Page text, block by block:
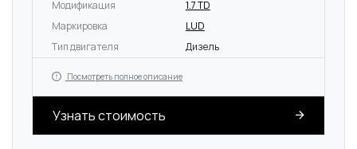
Модификация
1.7 TD
Маркировка
LUD
Тип двигателя
Дизель
Посмотреть полное описание
Узнать стоимость